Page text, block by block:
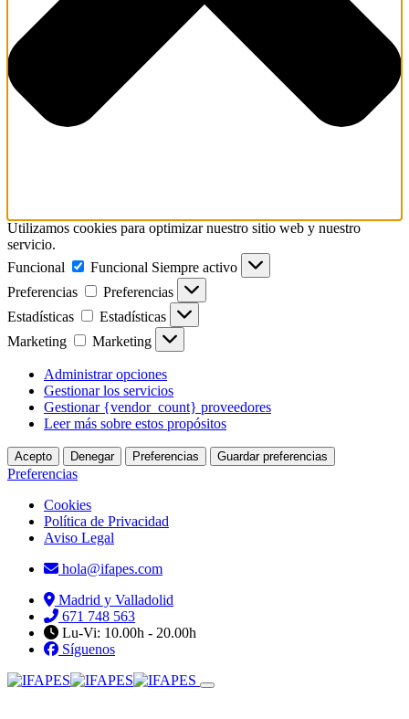
Utilizamos cookies para optimizar nuestro sitio web y nuestro
servicio.
Funcional
Funcional Siempre activo
Preferencias
Preferencias
Estadísticas
Estadísticas
Marketing
Marketing
Administrar opciones
Gestionar los servicios
Gestionar {vendor_count} proveedores
Leer más sobre estos propósitos
Acepto Denegar Preferencias Guardar preferencias
Preferencias
Cookies
Política de Privacidad
Aviso Legal
hola@ifapes.com
Madrid y Valladolid
671 748 563
Lu-Vi: 10.00h - 20.00h
Síguenos